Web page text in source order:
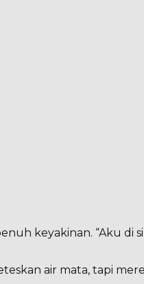
keyakinan. “Aku di
air mata, tapi